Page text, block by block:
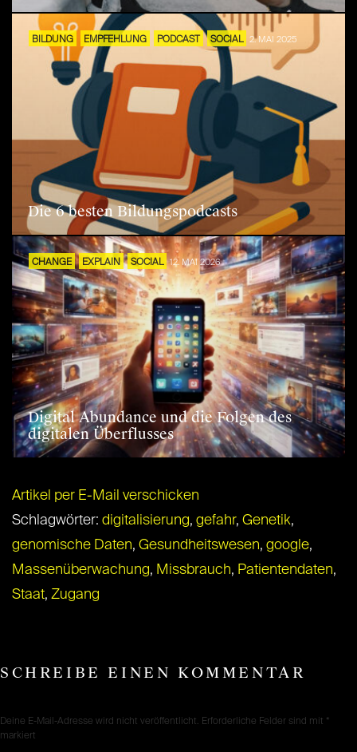
BILDUNG EMPFEHLUNG PODCAST SOCIAL 2. MAI 2025
Die 6 besten Bildungspodcasts
CHANGE EXPLAIN SOCIAL 12. MAI 2026
Digital Abundance und die Folgen des
digitalen Überflusses
Artikel per E-Mail verschicken
Schlagwörter: digitalisierung, gefahr, Genetik,
genomische Daten, Gesundheitswesen, google,
Massenüberwachung, Missbrauch, Patientendaten,
Staat, Zugang
SCHREIBE EINEN KOMMENTAR
Deine E-Mail-Adresse wird nicht veröffentlicht. Erforderliche Felder sind mit *
markiert